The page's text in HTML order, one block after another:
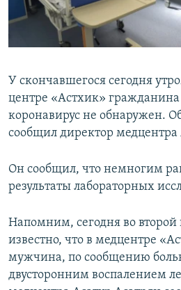
Հայերեն
Все сайты Радио Азатутюн
У скончавшегося сегодня
центре «Астхик»
коронавирус не обнаружен.
сообщил директор медцентра
Он сообщил, что немногим
результаты лабораторных
Напомним, сегодня во второй
известно, что в медцентре
мужчина, по сообщению
двусторонним воспалением